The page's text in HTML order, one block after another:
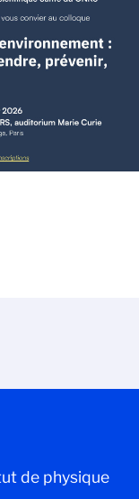
de physique